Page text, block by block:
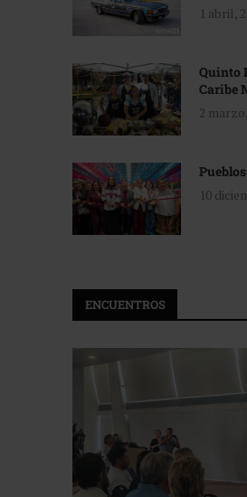
1 abril,
Quinto
Caribe
2
10
ENCUENTROS